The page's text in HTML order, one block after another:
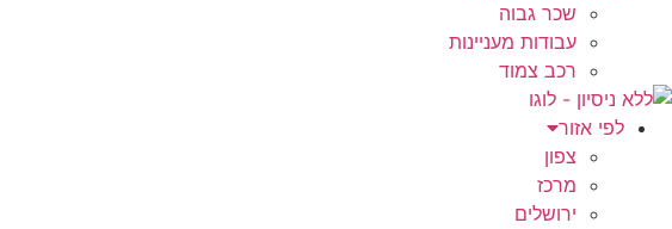
שכר גבוה
עבודות מעניינות
רכב צמוד
לפי אזור
צפון
מרכז
ירושלים